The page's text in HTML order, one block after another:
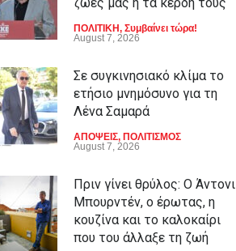
ΠΟΛΙΤΙΚΗ, Συμβαίνει τώρα!
August 7, 2026
Σε συγκινησιακό κλίμα το
ετήσιο μνημόσυνο για τη
Λένα Σαμαρά
ΑΠΟΨΕΙΣ, ΠΟΛΙΤΙΣΜΟΣ
August 7, 2026
Πριν γίνει θρύλος: Ο Άντονι
Μπουρντέν, ο έρωτας, η
κουζίνα και το καλοκαίρι
που του άλλαξε τη ζωή